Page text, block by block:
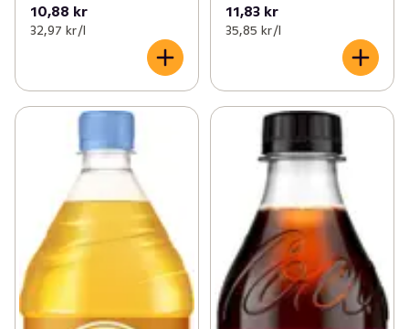
10,88 kr
32,97 kr /l
11,83 kr
35,85 kr /l